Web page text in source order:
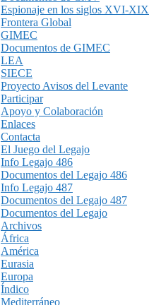
Espionaje en los siglos XVI-XIX
Frontera Global
GIMEC
Documentos de GIMEC
LEA
SIECE
Proyecto Avisos del Levante
Participar
Apoyo y Colaboración
Enlaces
Contacta
El Juego del Legajo
Info Legajo 486
Documentos del Legajo 486
Info Legajo 487
Documentos del Legajo 487
Documentos del Legajo
Archivos
África
América
Eurasia
Europa
Índico
Mediterráneo